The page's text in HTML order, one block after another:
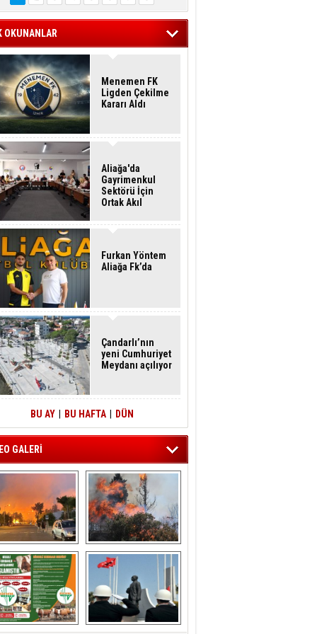
OKUNANLAR
Menemen FK
Ligden Çekilme
Kararı Aldı
Aliağa'da
Gayrimenkul
Sektörü İçin
Ortak Akıl
Furkan Yöntem
Aliağa Fk’da
Çandarlı’nın
yeni Cumhuriyet
Meydanı açılıyor
BU AY BU HAFTA DÜN
GALERİ
‘da  otluk
alanda çıkan
yangın evlere
sıçramadan
söndürüldü
Aliağa'nın Ciğerleri
ÖNAL TARIM
Aliağa'da Polis